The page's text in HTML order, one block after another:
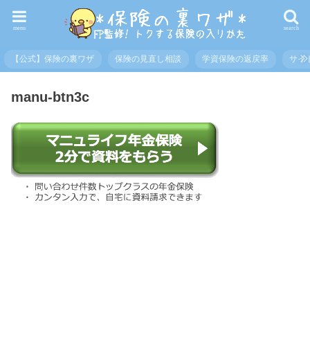
search
menu
【公式】保険の裏ワザ 保険の見直し相談 学資保険の返戻率 サイ
manu-btn3c